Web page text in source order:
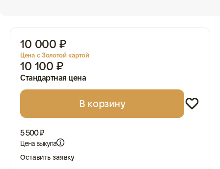
10 000 ₽
Цена с Золотой картой
10 100 ₽
Стандартная цена
В корзину
5 500 ₽
Цена выкупа
Оставить заявку